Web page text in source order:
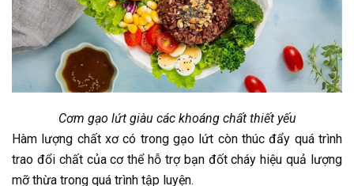
Cơm gạo lứt giàu các khoáng chất thiết yếu
Hàm lượng chất xơ có trong gạo lứt còn thúc đẩy quá trình
trao đổi chất của cơ thể hỗ trợ bạn đốt cháy hiệu quả lượng
mỡ thừa trong quá trình tập luyện.